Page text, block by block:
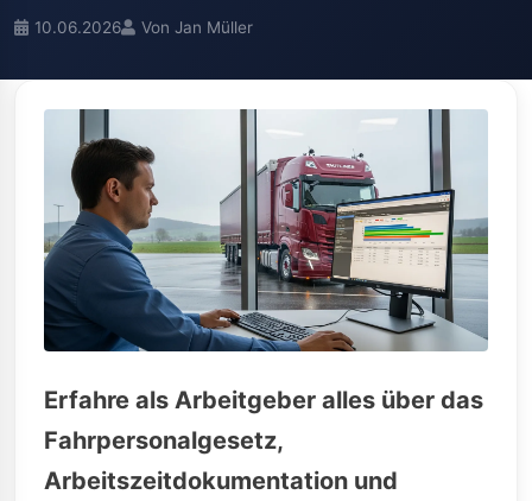
10.06.2026 Von Jan Müller
Erfahre als Arbeitgeber alles über das
Fahrpersonalgesetz,
Arbeitszeitdokumentation und